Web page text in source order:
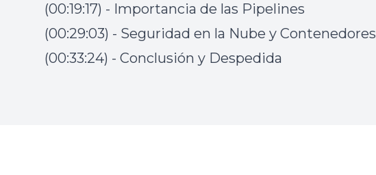
(00:19:17) - Importancia de las Pipelines
(00:29:03) - Seguridad en la Nube y Contenedores
(00:33:24) - Conclusión y Despedida